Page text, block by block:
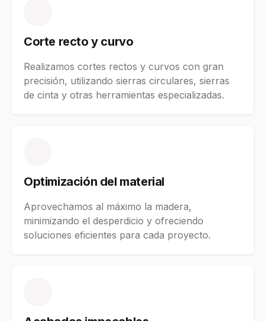
Corte recto y curvo
Realizamos cortes rectos y curvos con gran
precisión, utilizando sierras circulares, sierras
de cinta y otras herramientas especializadas.
Optimización del material
Aprovechamos al máximo la madera,
minimizando el desperdicio y ofreciendo
soluciones eficientes para cada proyecto.